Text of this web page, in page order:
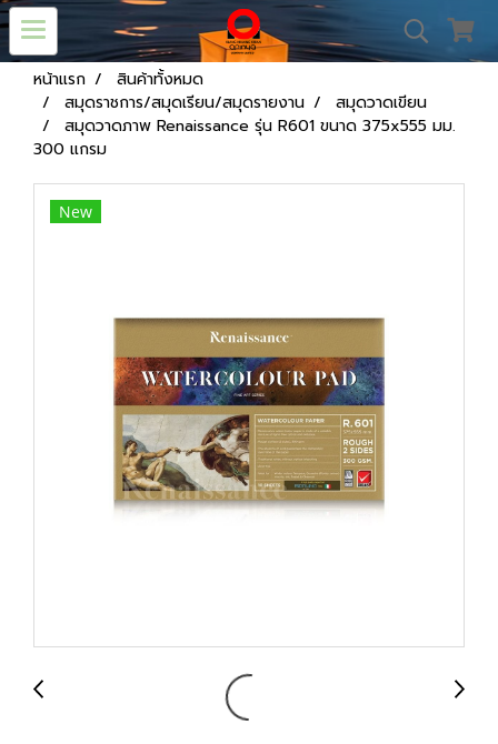
หน้าแรก
สินค้าทั้งหมด
สมุดราชการ/สมุดเรียน/สมุดรายงาน
สมุดวาดเขียน
สมุดวาดภาพ Renaissance รุ่น R601 ขนาด 375x555 มม.
300 แกรม
New